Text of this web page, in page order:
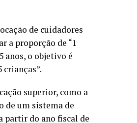
de cuidadores
a proporção de “1
anos, o objetivo é
crianças”.
superior, como a
de um sistema de
partir do ano fiscal de